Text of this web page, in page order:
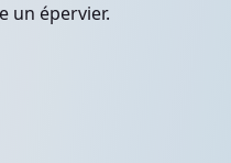
un épervier.